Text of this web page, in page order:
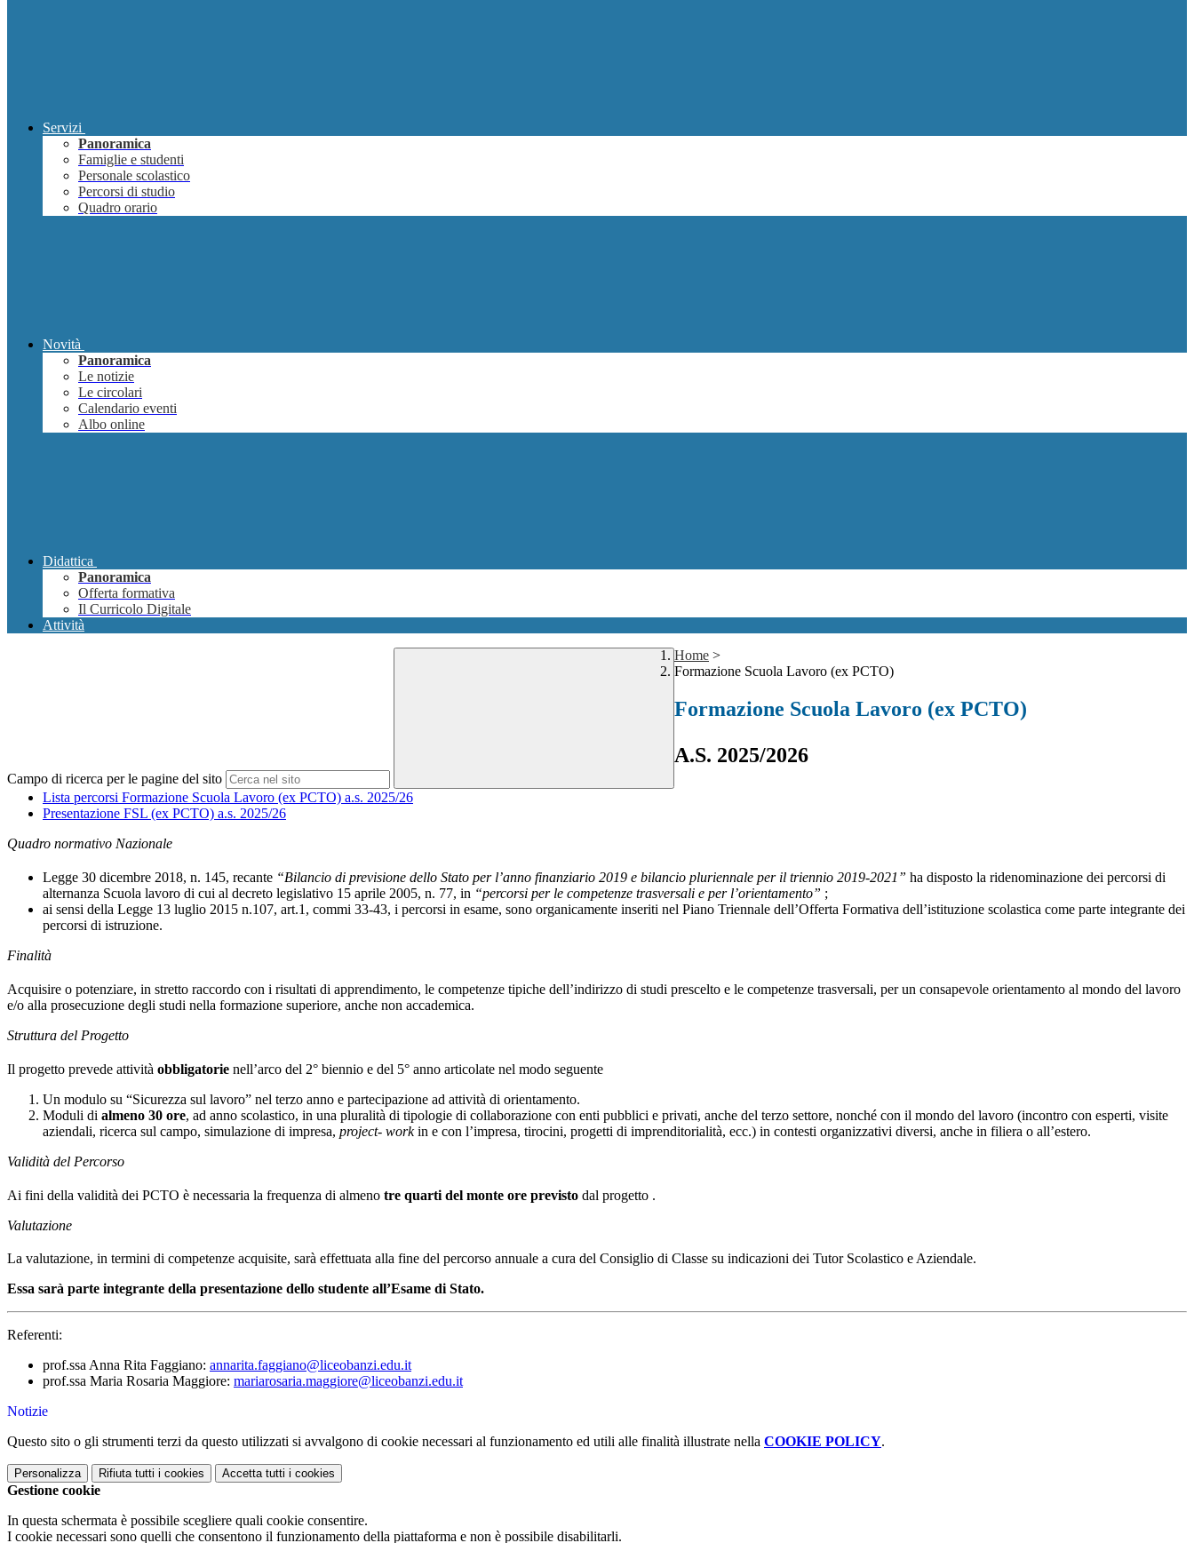
Servizi
Panoramica
Famiglie e studenti
Personale scolastico
Percorsi di studio
Quadro orario
Novità
Panoramica
Le notizie
Le circolari
Calendario eventi
Albo online
Didattica
Panoramica
Offerta formativa
Il Curricolo Digitale
Attività
Campo di ricerca per le pagine del sito
Home >
Formazione Scuola Lavoro (ex PCTO)
Formazione Scuola Lavoro (ex PCTO)
A.S. 2025/2026
Lista percorsi Formazione Scuola Lavoro (ex PCTO) a.s. 2025/26
Presentazione FSL (ex PCTO) a.s. 2025/26
Quadro normativo Nazionale
Legge 30 dicembre 2018, n. 145, recante “Bilancio di previsione dello Stato per l’anno finanziario 2019 e bilancio pluriennale per il triennio 2019-2021” ha disposto la ridenominazione dei percorsi di
alternanza Scuola lavoro di cui al decreto legislativo 15 aprile 2005, n. 77, in “percorsi per le competenze trasversali e per l’orientamento” ;
ai sensi della Legge 13 luglio 2015 n.107, art.1, commi 33-43, i percorsi in esame, sono organicamente inseriti nel Piano Triennale dell’Offerta Formativa dell’istituzione scolastica come parte integrante dei
percorsi di istruzione.
Finalità
Acquisire o potenziare, in stretto raccordo con i risultati di apprendimento, le competenze tipiche dell’indirizzo di studi prescelto e le competenze trasversali, per un consapevole orientamento al mondo del lavoro
e/o alla prosecuzione degli studi nella formazione superiore, anche non accademica.
Struttura del Progetto
Il progetto prevede attività obbligatorie nell’arco del 2° biennio e del 5° anno articolate nel modo seguente
Un modulo su “Sicurezza sul lavoro” nel terzo anno e partecipazione ad attività di orientamento.
Moduli di almeno 30 ore, ad anno scolastico, in una pluralità di tipologie di collaborazione con enti pubblici e privati, anche del terzo settore, nonché con il mondo del lavoro (incontro con esperti, visite
aziendali, ricerca sul campo, simulazione di impresa, project- work in e con l’impresa, tirocini, progetti di imprenditorialità, ecc.) in contesti organizzativi diversi, anche in filiera o all’estero.
Validità del Percorso
Ai fini della validità dei PCTO è necessaria la frequenza di almeno tre quarti del monte ore previsto dal progetto .
Valutazione
La valutazione, in termini di competenze acquisite, sarà effettuata alla fine del percorso annuale a cura del Consiglio di Classe su indicazioni dei Tutor Scolastico e Aziendale.
Essa sarà parte integrante della presentazione dello studente all’Esame di Stato.
Referenti:
prof.ssa Anna Rita Faggiano: annarita.faggiano@liceobanzi.edu.it
prof.ssa Maria Rosaria Maggiore: mariarosaria.maggiore@liceobanzi.edu.it
Notizie
Questo sito o gli strumenti terzi da questo utilizzati si avvalgono di cookie necessari al funzionamento ed utili alle finalità illustrate nella COOKIE POLICY.
Personalizza Rifiuta tutti i cookies Accetta tutti i cookies
Gestione cookie
In questa schermata è possibile scegliere quali cookie consentire.
I cookie necessari sono quelli che consentono il funzionamento della piattaforma e non è possibile disabilitarli.